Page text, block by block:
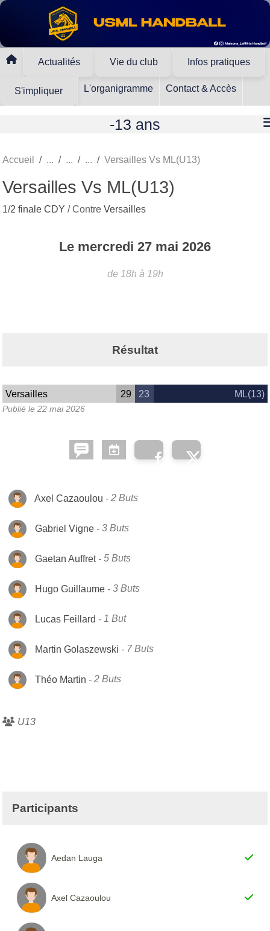
Actualités Vie du club Infos pratiques
S'impliquer L'organigramme Contact & Accès
-13 ans
Accueil Versailles Vs ML(U13)
Versailles Vs ML(U13)
1/2 finale CDY / Contre Versailles
Le mercredi 27 mai 2026
de 18h à 19h
Résultat
Versailles 29 23 ML(13)
Publié le 22 mai 2026
Axel Cazaoulou 2 Buts
Gabriel Vigne 3 Buts
Gaetan Auffret 5 Buts
Hugo Guillaume 3 Buts
Lucas Feillard 1 But
Martin Golaszewski 7 Buts
Théo Martin 2 Buts
U13
Participants
Aedan Lauga
Axel Cazaoulou
Panneau de gestion des cookies